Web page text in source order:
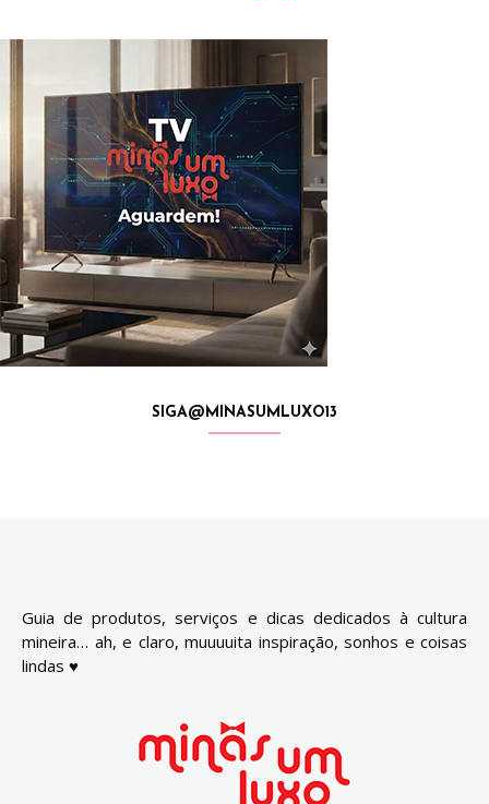
SIGA@MINASUMLUXO13
Guia de produtos, serviços e dicas dedicados à cultura
mineira… ah, e claro, muuuuita inspiração, sonhos e coisas
lindas ♥